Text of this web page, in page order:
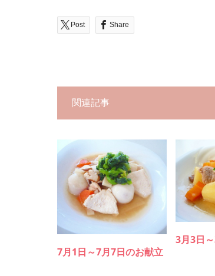
Post Share
関連記事
7月1日～7月7日のお献立
3月3日